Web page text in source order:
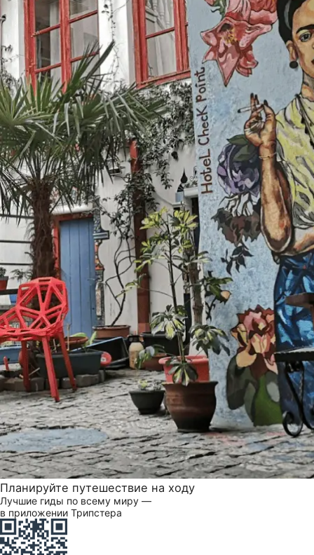
Планируйте путешествие на ходу
Лучшие гиды по всему миру —
в приложении Трипстера